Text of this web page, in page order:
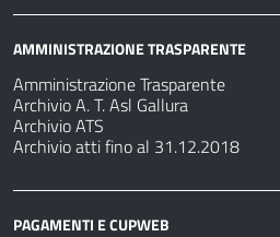
AMMINISTRAZIONE TRASPARENTE
Amministrazione Trasparente
Archivio A. T. Asl Gallura
Archivio ATS
Archivio atti fino al 31.12.2018
PAGAMENTI E CUPWEB